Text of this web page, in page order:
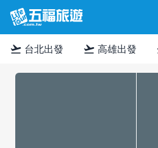
flight_takeoff 台北出發 flight_takeoff 高雄出發